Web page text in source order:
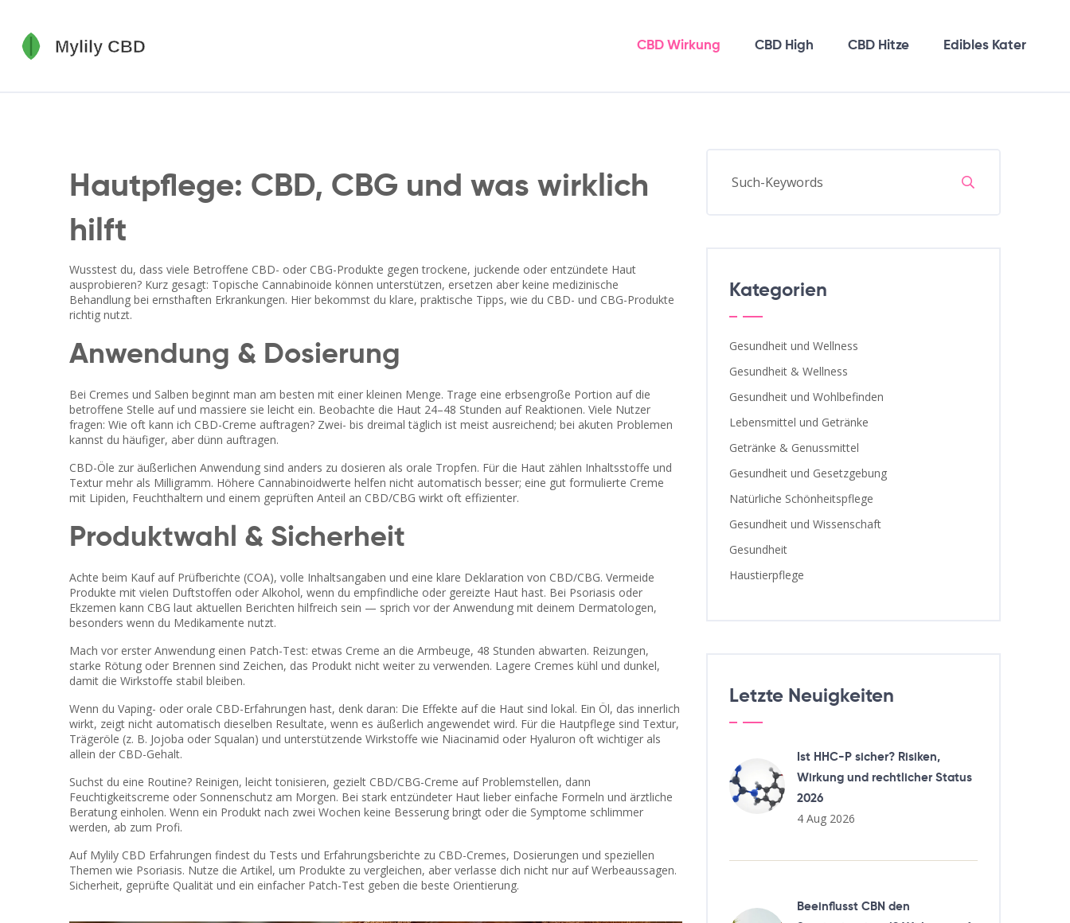
CBD Wirkung CBD High CBD Hitze Edibles Kater
Hautpflege: CBD, CBG und was wirklich
hilft
Wusstest du, dass viele Betroffene CBD- oder CBG-Produkte gegen trockene, juckende oder entzündete Haut
ausprobieren? Kurz gesagt: Topische Cannabinoide können unterstützen, ersetzen aber keine medizinische
Behandlung bei ernsthaften Erkrankungen. Hier bekommst du klare, praktische Tipps, wie du CBD- und CBG-Produkte
richtig nutzt.
Anwendung & Dosierung
Bei Cremes und Salben beginnt man am besten mit einer kleinen Menge. Trage eine erbsengroße Portion auf die
betroffene Stelle auf und massiere sie leicht ein. Beobachte die Haut 24–48 Stunden auf Reaktionen. Viele Nutzer
fragen: Wie oft kann ich CBD-Creme auftragen? Zwei- bis dreimal täglich ist meist ausreichend; bei akuten Problemen
kannst du häufiger, aber dünn auftragen.
CBD-Öle zur äußerlichen Anwendung sind anders zu dosieren als orale Tropfen. Für die Haut zählen Inhaltsstoffe und
Textur mehr als Milligramm. Höhere Cannabinoidwerte helfen nicht automatisch besser; eine gut formulierte Creme
mit Lipiden, Feuchthaltern und einem geprüften Anteil an CBD/CBG wirkt oft effizienter.
Produktwahl & Sicherheit
Achte beim Kauf auf Prüfberichte (COA), volle Inhaltsangaben und eine klare Deklaration von CBD/CBG. Vermeide
Produkte mit vielen Duftstoffen oder Alkohol, wenn du empfindliche oder gereizte Haut hast. Bei Psoriasis oder
Ekzemen kann CBG laut aktuellen Berichten hilfreich sein — sprich vor der Anwendung mit deinem Dermatologen,
besonders wenn du Medikamente nutzt.
Mach vor erster Anwendung einen Patch-Test: etwas Creme an die Armbeuge, 48 Stunden abwarten. Reizungen,
starke Rötung oder Brennen sind Zeichen, das Produkt nicht weiter zu verwenden. Lagere Cremes kühl und dunkel,
damit die Wirkstoffe stabil bleiben.
Wenn du Vaping- oder orale CBD-Erfahrungen hast, denk daran: Die Effekte auf die Haut sind lokal. Ein Öl, das innerlich
wirkt, zeigt nicht automatisch dieselben Resultate, wenn es äußerlich angewendet wird. Für die Hautpflege sind Textur,
Trägeröle (z. B. Jojoba oder Squalan) und unterstützende Wirkstoffe wie Niacinamid oder Hyaluron oft wichtiger als
allein der CBD-Gehalt.
Suchst du eine Routine? Reinigen, leicht tonisieren, gezielt CBD/CBG-Creme auf Problemstellen, dann
Feuchtigkeitscreme oder Sonnenschutz am Morgen. Bei stark entzündeter Haut lieber einfache Formeln und ärztliche
Beratung einholen. Wenn ein Produkt nach zwei Wochen keine Besserung bringt oder die Symptome schlimmer
werden, ab zum Profi.
Auf Mylily CBD Erfahrungen findest du Tests und Erfahrungsberichte zu CBD-Cremes, Dosierungen und speziellen
Themen wie Psoriasis. Nutze die Artikel, um Produkte zu vergleichen, aber verlasse dich nicht nur auf Werbeaussagen.
Sicherheit, geprüfte Qualität und ein einfacher Patch-Test geben die beste Orientierung.
Kategorien
Gesundheit und Wellness
Gesundheit & Wellness
Gesundheit und Wohlbefinden
Lebensmittel und Getränke
Getränke & Genussmittel
Gesundheit und Gesetzgebung
Natürliche Schönheitspflege
Gesundheit und Wissenschaft
Gesundheit
Haustierpflege
Letzte Neuigkeiten
Ist HHC-P sicher? Risiken,
Wirkung und rechtlicher Status
2026
4 Aug 2026
Beeinflusst CBN den